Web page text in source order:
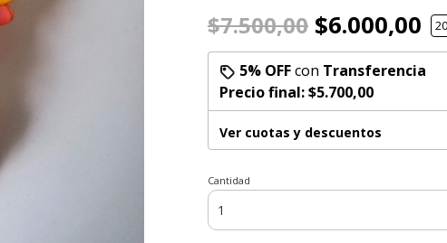
$7.500,00 $6.000,00 20
5% OFFcon Transferencia
Precio final:$5.700,00
Ver cuotas y descuentos
Cantidad